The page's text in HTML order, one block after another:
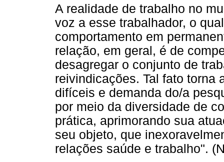
A realidade de trabalho no
voz a esse trabalhador, o
comportamento em
relação, em geral, é de
desagregar o conjunto de
reivindicações. Tal fato torna
difíceis e demanda do/a
por meio da diversidade de
prática, aprimorando sua
seu objeto, que
relações saúde e trabalho".